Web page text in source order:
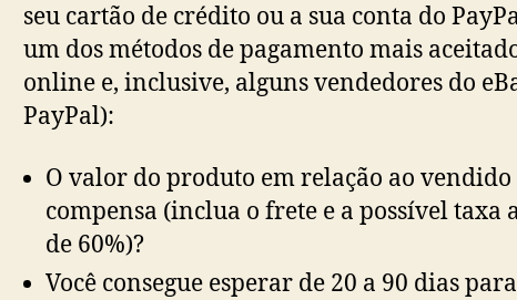
seu cartão de crédito ou a sua conta do
um dos métodos de pagamento mais
online e, inclusive, alguns vendedores do
PayPal):
O valor do produto em relação ao
compensa (inclua o frete e a possível taxa
de 60%)?
Você consegue esperar de 20 a 90 dias